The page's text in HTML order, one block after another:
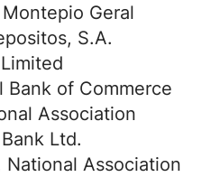
Geral
S.A.
Bank of Commerce
Association
Ltd.
National Association